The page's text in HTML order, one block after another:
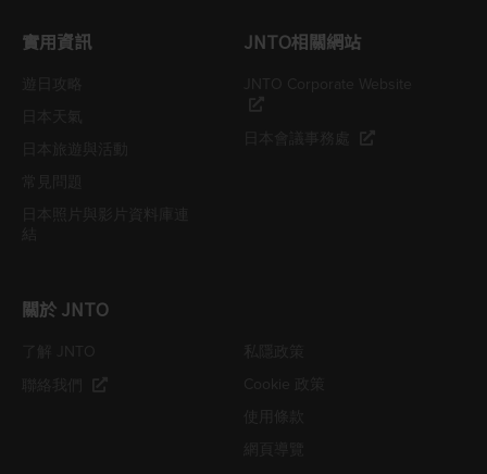
實用資訊 JNTO相關網站
關於 JNTO